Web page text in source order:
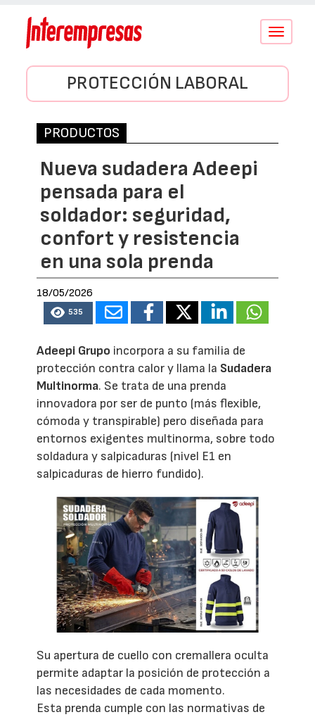
Conmutar
PROTECCIÓN LABORAL
PRODUCTOS
Nueva sudadera Adeepi
pensada para el
soldador: seguridad,
confort y resistencia
en una sola prenda
18/05/2026
535
Adeepi Grupo incorpora a su familia de
protección contra calor y llama la Sudadera
Multinorma. Se trata de una prenda
innovadora por ser de punto (más flexible,
cómoda y transpirable) pero diseñada para
entornos exigentes multinorma, sobre todo
soldadura y salpicaduras (nivel E1 en
salpicaduras de hierro fundido).
Su apertura de cuello con cremallera oculta
permite adaptar la posición de protección a
las necesidades de cada momento.
Esta prenda cumple con las normativas de